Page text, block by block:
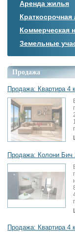
Аренда жилья
Краткосрочная
Коммерческая
Земельные
Продажа
Продажа: Квартира 4
Продажа: Колони Бич
Продажа: Квартира 4